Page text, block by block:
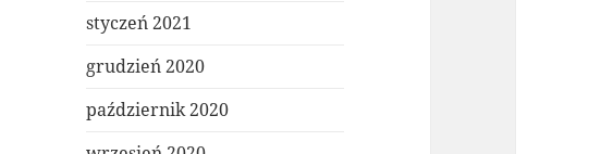
styczeń 2021
grudzień 2020
październik 2020